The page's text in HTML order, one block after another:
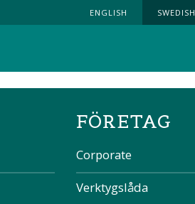
ENGLISH SWEDISH
the page
FÖRETAG
Corporate
Verktygslåda